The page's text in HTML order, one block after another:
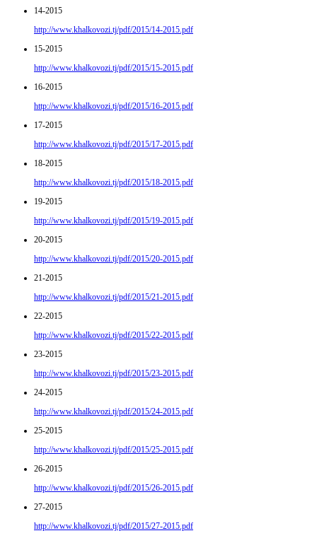
14-2015
http://www.khalkovozi.tj/pdf/2015/14-2015.pdf
15-2015
http://www.khalkovozi.tj/pdf/2015/15-2015.pdf
16-2015
http://www.khalkovozi.tj/pdf/2015/16-2015.pdf
17-2015
http://www.khalkovozi.tj/pdf/2015/17-2015.pdf
18-2015
http://www.khalkovozi.tj/pdf/2015/18-2015.pdf
19-2015
http://www.khalkovozi.tj/pdf/2015/19-2015.pdf
20-2015
http://www.khalkovozi.tj/pdf/2015/20-2015.pdf
21-2015
http://www.khalkovozi.tj/pdf/2015/21-2015.pdf
22-2015
http://www.khalkovozi.tj/pdf/2015/22-2015.pdf
23-2015
http://www.khalkovozi.tj/pdf/2015/23-2015.pdf
24-2015
http://www.khalkovozi.tj/pdf/2015/24-2015.pdf
25-2015
http://www.khalkovozi.tj/pdf/2015/25-2015.pdf
26-2015
http://www.khalkovozi.tj/pdf/2015/26-2015.pdf
27-2015
http://www.khalkovozi.tj/pdf/2015/27-2015.pdf